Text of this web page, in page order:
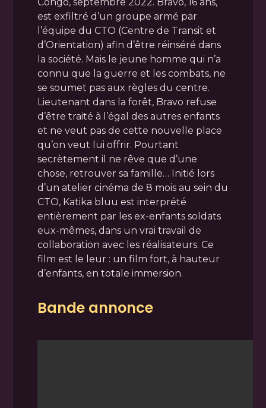
est exfiltré d’un groupe armé par
l’équipe du CTO (Centre de Transit et
d’Orientation) afin d’être réinséré dans
la société. Mais le jeune homme qui n’a
connu que la guerre et les combats, ne
se soumet pas aux règles du centre.
Lieutenant dans la forêt, Bravo refuse
d’être traité à l’égal des autres enfants
et ne veut pas de cette nouvelle place
qu’on veut lui offrir. Pourtant
secrètement il ne rêve que d’une
chose, retrouver sa famille… Initié lors
d’un atelier cinéma de 8 mois au sein du
CTO, Katika bluu est interprété
entièrement par les ex-enfants soldats
eux-mêmes, dans un vrai travail de
collaboration avec les réalisateurs. Ce
film est le leur : un film fort, à hauteur
d’enfants, en totale immersion.
Bande annonce